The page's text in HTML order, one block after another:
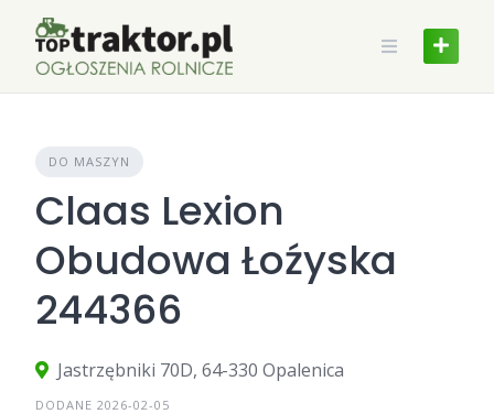
content
DO MASZYN
Claas Lexion
Obudowa Łoźyska
244366
Jastrzębniki 70D, 64-330 Opalenica
DODANE 2026-02-05